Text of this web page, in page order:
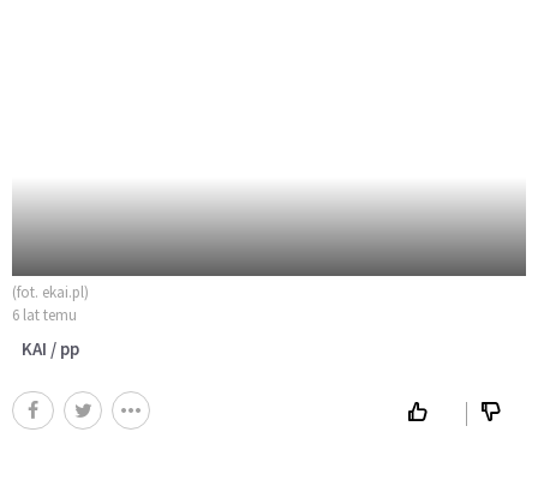
(fot. ekai.pl)
6 lat temu
KAI / pp